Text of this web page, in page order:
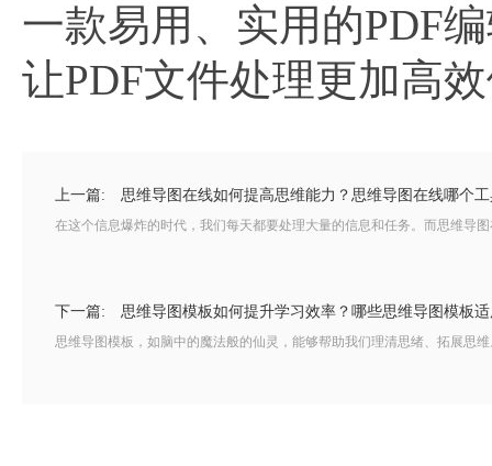
一款易用、实用的PDF
让PDF文件处理更加高
上一篇: 思维导图在线如何提高思维能力？思维导图在线哪个
在这个信息爆炸的时代，我们每天都要处理大量的信息和任务。而思维导
下一篇: 思维导图模板如何提升学习效率？哪些思维导图模板
思维导图模板，如脑中的魔法般的仙灵，能够帮助我们理清思绪、拓展思